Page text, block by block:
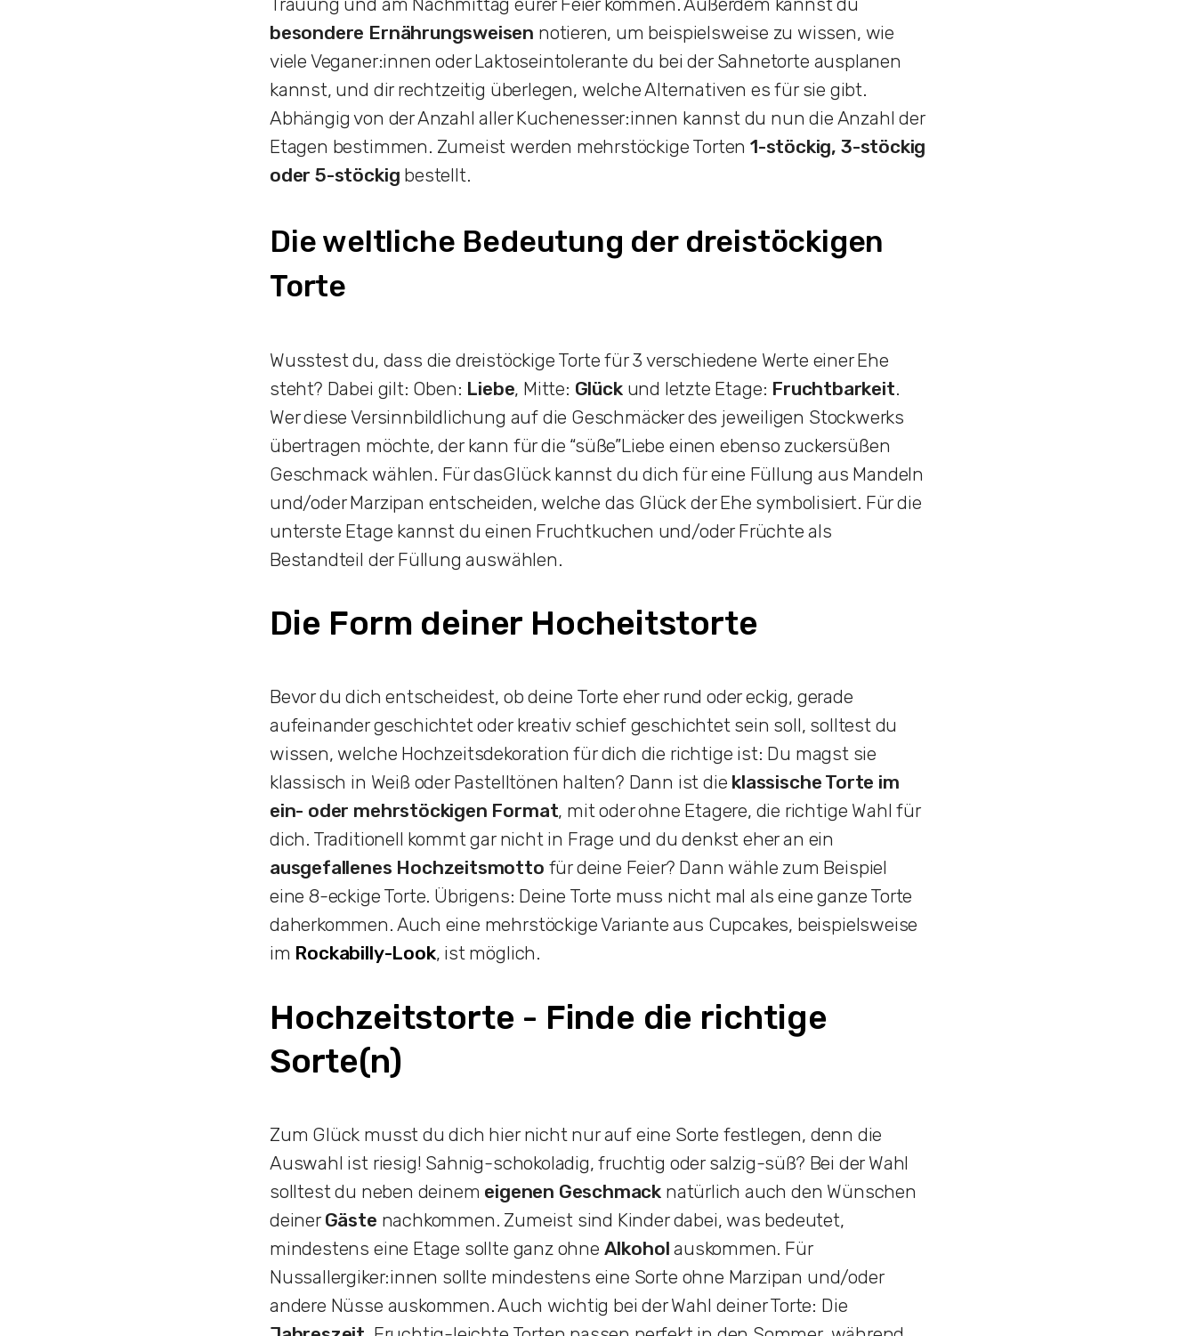
besondere Ernährungsweisen notieren, um beispielsweise zu wissen, wie
viele Veganer:innen oder Laktoseintolerante du bei der Sahnetorte ausplanen
kannst, und dir rechtzeitig überlegen, welche Alternativen es für sie gibt.
Abhängig von der Anzahl aller Kuchenesser:innen kannst du nun die Anzahl der
Etagen bestimmen. Zumeist werden mehrstöckige Torten 1-stöckig, 3-stöckig
oder 5-stöckig bestellt.
Die weltliche Bedeutung der dreistöckigen
Torte
Wusstest du, dass die dreistöckige Torte für 3 verschiedene Werte einer Ehe
steht? Dabei gilt: Oben: Liebe, Mitte: Glückund letzte Etage: Fruchtbarkeit.
Wer diese Versinnbildlichung auf die Geschmäcker des jeweiligen Stockwerks
übertragen möchte, der kann für die “süße”Liebe einen ebenso zuckersüßen
Geschmack wählen. Für dasGlück kannst du dich für eine Füllung aus Mandeln
und/oder Marzipan entscheiden, welche das Glück der Ehe symbolisiert. Für die
unterste Etage kannst du einen Fruchtkuchen und/oder Früchte als
Bestandteil der Füllung auswählen.
Die Form deiner Hocheitstorte
Bevor du dich entscheidest, ob deine Torte eher rund oder eckig, gerade
aufeinander geschichtet oder kreativ schief geschichtet sein soll, solltest du
wissen, welche Hochzeitsdekoration für dich die richtige ist: Du magst sie
klassisch in Weiß oder Pastelltönen halten? Dann ist die klassische Torte im
ein- oder mehrstöckigen Format, mit oder ohne Etagere, die richtige Wahl für
dich. Traditionell kommt gar nicht in Frage und du denkst eher an ein
ausgefallenes Hochzeitsmotto für deine Feier? Dann wähle zum Beispiel
eine 8-eckige Torte. Übrigens: Deine Torte muss nicht mal als eine ganze Torte
daherkommen. Auch eine mehrstöckige Variante aus Cupcakes, beispielsweise
im Rockabilly-Look, ist möglich.
Hochzeitstorte - Finde die richtige
Sorte(n)
Zum Glück musst du dich hier nicht nur auf eine Sorte festlegen, denn die
Auswahl ist riesig! Sahnig-schokoladig, fruchtig oder salzig-süß? Bei der Wahl
solltest du neben deinem eigenen Geschmack natürlich auch den Wünschen
deiner Gäste nachkommen. Zumeist sind Kinder dabei, was bedeutet,
mindestens eine Etage sollte ganz ohne Alkohol auskommen. Für
Nussallergiker:innen sollte mindestens eine Sorte ohne Marzipan und/oder
andere Nüsse auskommen. Auch wichtig bei der Wahl deiner Torte: Die